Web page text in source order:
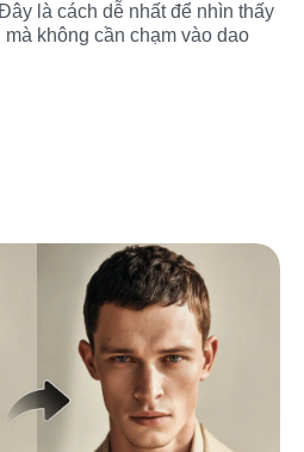
là cách dễ nhất để nhìn thấy
không cần chạm vào dao